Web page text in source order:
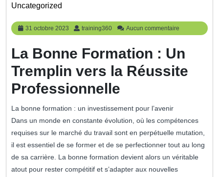
Uncategorized
31 octobre 2023
31
octobre
training360 training360
Aucun commentaire
La Bonne Formation : Un
Tremplin vers la Réussite
Professionnelle
La bonne formation : un investissement pour l’avenir
Dans un monde en constante évolution, où les compétences
requises sur le marché du travail sont en perpétuelle mutation,
il est essentiel de se former et de se perfectionner tout au long
de sa carrière. La bonne formation devient alors un véritable
atout pour rester compétitif et s’adapter aux nouvelles